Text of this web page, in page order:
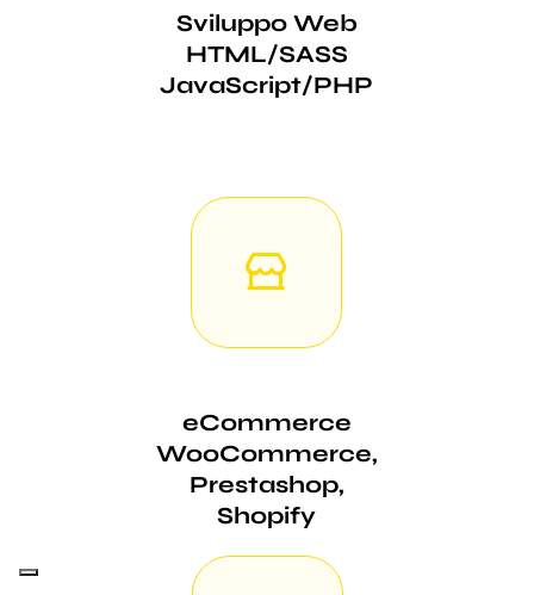
Sviluppo Web
HTML/SASS
JavaScript/PHP
eCommerce
WooCommerce,
Prestashop,
Shopify